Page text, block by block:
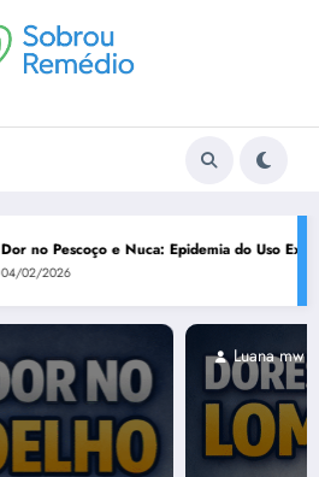
e Nuca: Epidemia do Uso Excessivo do
2026